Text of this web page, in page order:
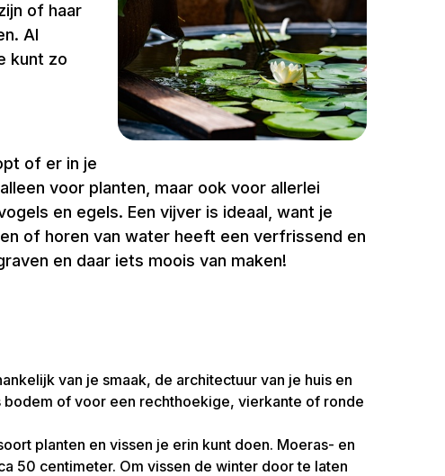
of haar
Al
kunt zo
of er in je
voor planten, maar ook voor allerlei
en egels. Een vijver is ideaal, want je
of horen van water heeft een verfrissend en
en daar iets moois van maken!
van je smaak, de architectuur van je huis en
of voor een rechthoekige, vierkante of ronde
planten en vissen je erin kunt doen. Moeras- en
50 centimeter. Om vissen de winter door te laten